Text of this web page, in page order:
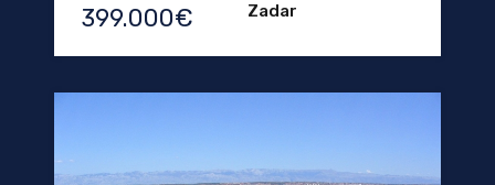
399.000€ Zadar